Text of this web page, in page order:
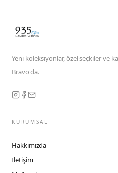
Yeni koleksiyonlar, özel seçkiler ve
Bravo'da.
KURUMSAL
Hakkımızda
İletişim